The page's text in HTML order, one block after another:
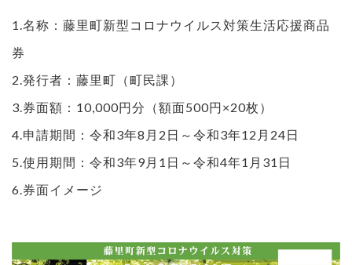
1.名称：藤里町新型コロナウイルス対策生活応援商品
券
2.発行者：藤里町（町民課）
3.券面額：10,000円分（額面500円×20枚）
4.申請期間：令和3年8月2日～令和3年12月24日
5.使用期間：令和3年9月1日～令和4年1月31日
6.券面イメージ